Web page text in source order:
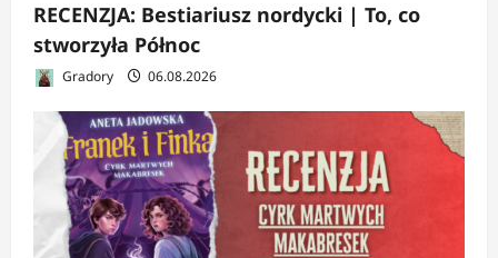
RECENZJA: Bestiariusz nordycki | To, co
stworzyła Północ
Gradory 06.08.2026